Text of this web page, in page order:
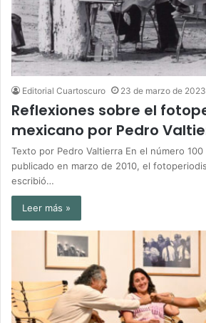
Editorial Cuartoscuro 23 de marzo de 2023
Reflexiones sobre el
mexicano por Pedro
Texto por Pedro Valtierra En el número
publicado en marzo de 2010, el
escribió…
Leer más »